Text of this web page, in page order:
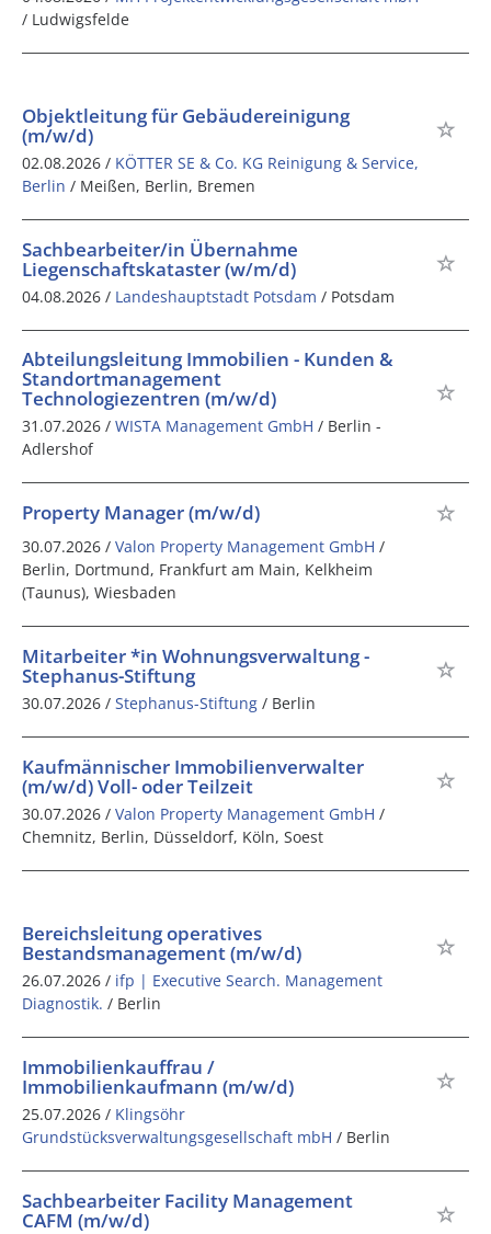
/ Ludwigsfelde
Objektleitung für Gebäudereinigung
(m/w/d)
02.08.2026 / KÖTTER SE & Co. KG Reinigung & Service,
Berlin / Meißen, Berlin, Bremen
Sachbearbeiter/in Übernahme
Liegenschaftskataster (w/m/d)
04.08.2026 / Landeshauptstadt Potsdam / Potsdam
Abteilungsleitung Immobilien - Kunden &
Standortmanagement
Technologiezentren (m/w/d)
31.07.2026 / WISTA Management GmbH / Berlin -
Adlershof
Property Manager (m/w/d)
30.07.2026 / Valon Property Management GmbH /
Berlin, Dortmund, Frankfurt am Main, Kelkheim
(Taunus), Wiesbaden
Mitarbeiter *in Wohnungsverwaltung -
Stephanus-Stiftung
30.07.2026 / Stephanus-Stiftung / Berlin
Kaufmännischer Immobilienverwalter
(m/w/d) Voll- oder Teilzeit
30.07.2026 / Valon Property Management GmbH /
Chemnitz, Berlin, Düsseldorf, Köln, Soest
Bereichsleitung operatives
Bestandsmanagement (m/w/d)
26.07.2026 / ifp | Executive Search. Management
Diagnostik. / Berlin
Immobilienkauffrau /
Immobilienkaufmann (m/w/d)
25.07.2026 / Klingsöhr
Grundstücksverwaltungsgesellschaft mbH / Berlin
Sachbearbeiter Facility Management
CAFM (m/w/d)